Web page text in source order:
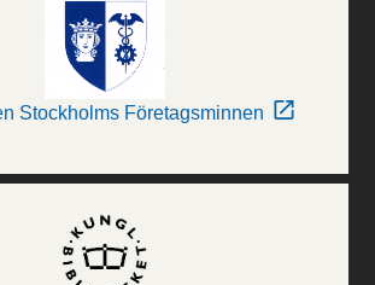
Stockholms Företagsminnen